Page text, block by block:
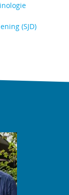
(SJD)